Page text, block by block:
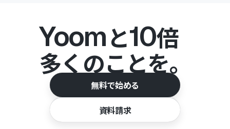
Yoomと10倍
多くのことを。
無料で始める
資料請求